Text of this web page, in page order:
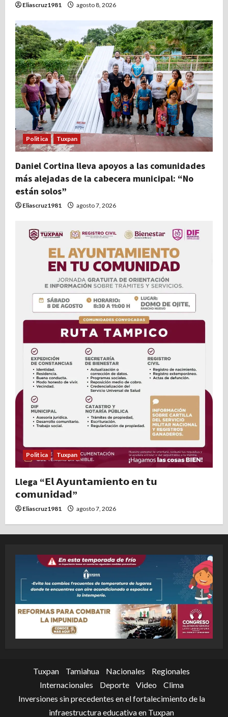
Eliascruz1981 agosto 8, 2026
Politica Tuxpan
Daniel Cortina lleva apoyos a las comunidades
más alejadas de la cabecera municipal: “No
están solos”
Eliascruz1981 agosto 7, 2026
Politica Tuxpan
Llega “𝗘𝗹 𝗔𝘆𝘂𝗻𝘁𝗮𝗺𝗶𝗲𝗻𝘁𝗼 𝗲𝗻 𝘁𝘂
𝗰𝗼𝗺𝘂𝗻𝗶𝗱𝗮𝗱”
Eliascruz1981 agosto 7, 2026
Tuxpan Tamiahua Nacionales
Regionales
Internacionales
Deporte Video
Clima
Inversiones sin precedentes en el fortalecimiento de la
infraestructura educativa en Tuxpan